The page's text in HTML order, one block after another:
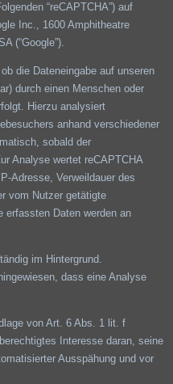
“reCAPTCHA”) auf
Inc., 1600 Amphitheatre
(“Google”).
die Dateneingabe auf unseren
durch einen Menschen oder
Hierzu analysiert
anhand verschiedener
sobald der
Analyse wertet reCAPTCHA
Adresse, Verweildauer des
vom Nutzer getätigte
erfassten Daten werden an
im Hintergrund.
dass eine Analyse
von Art. 6 Abs. 1 lit. f
Interesse daran, seine
Ausspähung und vor